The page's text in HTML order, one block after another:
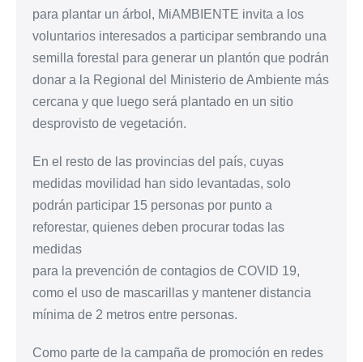
para plantar un árbol, MiAMBIENTE invita a los
voluntarios interesados a participar sembrando una
semilla forestal para generar un plantón que podrán
donar a la Regional del Ministerio de Ambiente más
cercana y que luego será plantado en un sitio
desprovisto de vegetación.
En el resto de las provincias del país, cuyas
medidas movilidad han sido levantadas, solo
podrán participar 15 personas por punto a
reforestar, quienes deben procurar todas las
medidas
para la prevención de contagios de COVID 19,
como el uso de mascarillas y mantener distancia
mínima de 2 metros entre personas.
Como parte de la campaña de promoción en redes